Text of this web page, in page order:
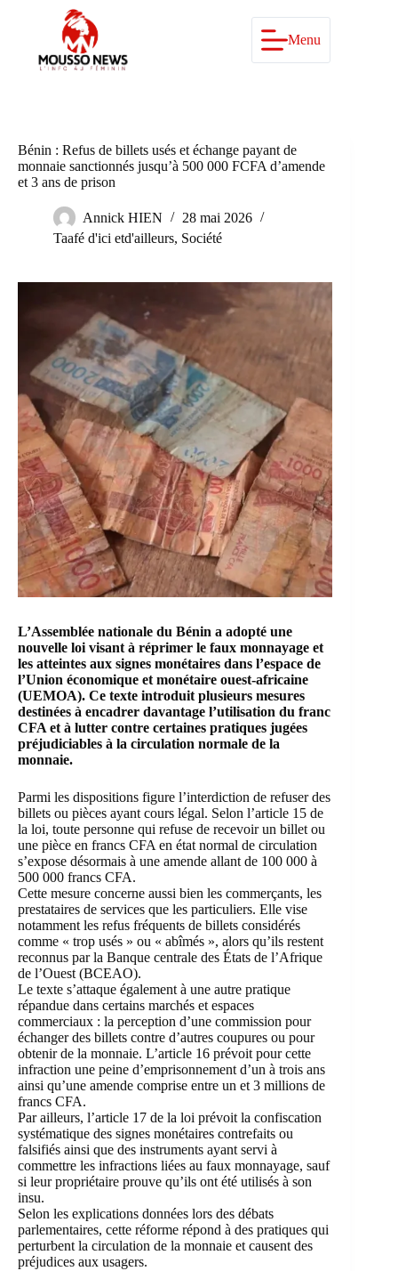
Menu
Bénin : Refus de billets usés et échange payant de
monnaie sanctionnés jusqu’à 500 000 FCFA d’amende
et 3 ans de prison
Annick HIEN
28 mai 2026
Taafé d'ici etd'ailleurs, Société
L’Assemblée nationale du Bénin a adopté une
nouvelle loi visant à réprimer le faux monnayage et
les atteintes aux signes monétaires dans l’espace de
l’Union économique et monétaire ouest-africaine
(UEMOA). Ce texte introduit plusieurs mesures
destinées à encadrer davantage l’utilisation du franc
CFA et à lutter contre certaines pratiques jugées
préjudiciables à la circulation normale de la
monnaie.
Parmi les dispositions figure l’interdiction de refuser des
billets ou pièces ayant cours légal. Selon l’article 15 de
la loi, toute personne qui refuse de recevoir un billet ou
une pièce en francs CFA en état normal de circulation
s’expose désormais à une amende allant de 100 000 à
500 000 francs CFA.
Cette mesure concerne aussi bien les commerçants, les
prestataires de services que les particuliers. Elle vise
notamment les refus fréquents de billets considérés
comme « trop usés » ou « abîmés », alors qu’ils restent
reconnus par la Banque centrale des États de l’Afrique
de l’Ouest (BCEAO).
Le texte s’attaque également à une autre pratique
répandue dans certains marchés et espaces
commerciaux : la perception d’une commission pour
échanger des billets contre d’autres coupures ou pour
obtenir de la monnaie. L’article 16 prévoit pour cette
infraction une peine d’emprisonnement d’un à trois ans
ainsi qu’une amende comprise entre un et 3 millions de
francs CFA.
Par ailleurs, l’article 17 de la loi prévoit la confiscation
systématique des signes monétaires contrefaits ou
falsifiés ainsi que des instruments ayant servi à
commettre les infractions liées au faux monnayage, sauf
si leur propriétaire prouve qu’ils ont été utilisés à son
insu.
Selon les explications données lors des débats
parlementaires, cette réforme répond à des pratiques qui
perturbent la circulation de la monnaie et causent des
préjudices aux usagers.